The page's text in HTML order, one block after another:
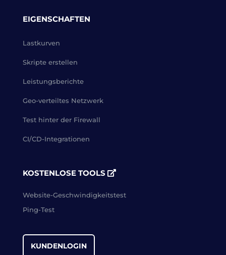
EIGENSCHAFTEN
Lastkurven
Skripte erstellen
Leistungsberichte
Geo-verteiltes Netzwerk
Test hinter der Firewall
CI/CD-Integrationen
KOSTENLOSE TOOLS
Website-Geschwindigkeitstest
Ping-Test
KUNDENLOGIN